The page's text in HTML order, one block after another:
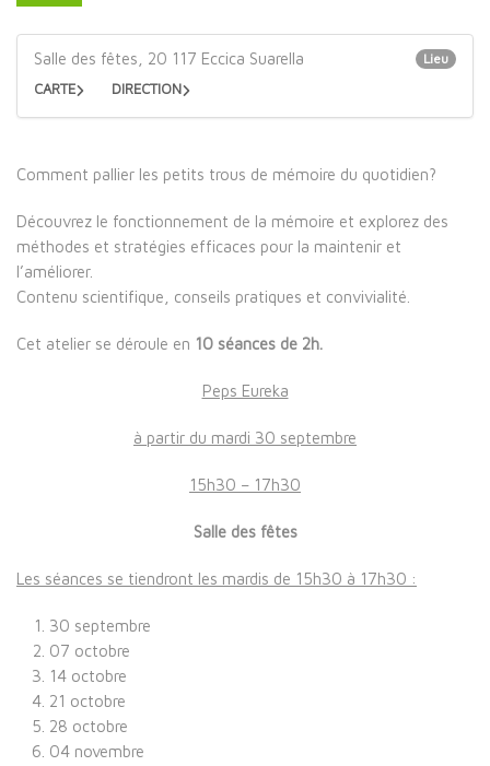
Salle des fêtes, 20 117 Eccica Suarella Lieu
CARTE DIRECTION
Comment pallier les petits trous de mémoire du quotidien?
Découvrez le fonctionnement de la mémoire et explorez des
méthodes et stratégies efficaces pour la maintenir et
l’améliorer.
Contenu scientifique, conseils pratiques et convivialité.
Cet atelier se déroule en 10 séances de 2h.
Peps Eureka
à partir du mardi 30 septembre
15h30 – 17h30
Salle des fêtes
Les séances se tiendront les mardis de 15h30 à 17h30 :
30 septembre
07 octobre
14 octobre
21 octobre
28 octobre
04 novembre